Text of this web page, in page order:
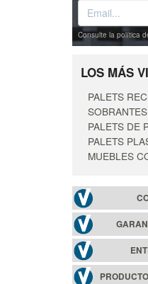
Consulte la política
LOS MÁS
PALETS
PALETS DE
PALETS
MUEBLES